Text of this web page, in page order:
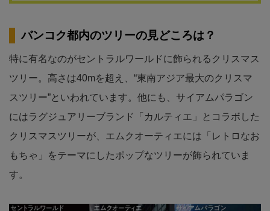
バンコク都内のツリーの見どころは？
特に有名なのがセントラルワールドに飾られるクリスマス
ツリー。高さは40mを超え、“東南アジア最大のクリスマ
スツリー”といわれています。他にも、サイアムパラゴン
にはラグジュアリーブランド「カルティエ」とコラボした
クリスマスツリーが、エムクオーティエには「レトロなお
もちゃ」をテーマにしたポップなツリーが飾られていま
す。